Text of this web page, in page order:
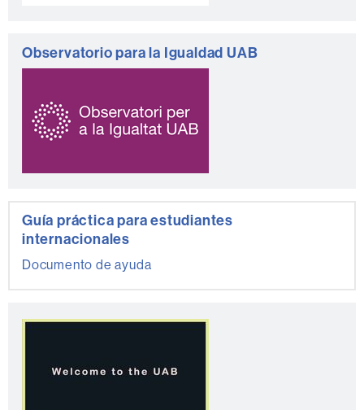
Observatorio para la Igualdad UAB
Guía práctica para estudiantes
internacionales
Documento de ayuda